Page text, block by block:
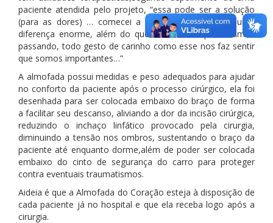
paciente atendida pelo projeto, “essa pode ser a solução
(para as dores) … comecei a usar e acreditem faz uma
diferença enorme, além do que nessa fase que estamos
passando, todo gesto de carinho como esse nos faz sentir
que somos importantes…”
A almofada possui medidas e peso adequados para ajudar
no conforto da paciente após o processo cirúrgico, ela foi
desenhada para ser colocada embaixo do braço de forma
a facilitar seu descanso, aliviando a dor da incisão cirúrgica,
reduzindo o inchaço linfático provocado pela cirurgia,
diminuindo a tensão nos ombros, sustentando o braço da
paciente até enquanto dorme,além de poder ser colocada
embaixo do cinto de segurança do carro para proteger
contra eventuais traumatismos.
Aideia é que a Almofada do Coração esteja à disposição de
cada paciente já no hospital e que ela receba logo após a
cirurgia.